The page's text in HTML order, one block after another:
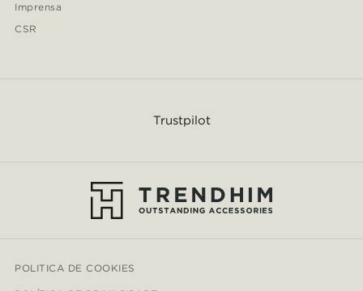
Imprensa
CSR
Trustpilot
POLITICA DE COOKIES